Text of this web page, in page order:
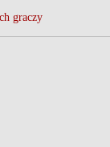
graczy